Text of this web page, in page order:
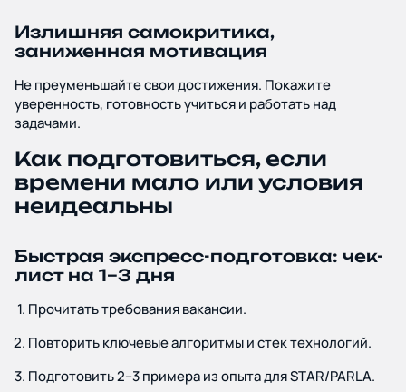
Излишняя самокритика,
заниженная мотивация
Не преуменьшайте свои достижения. Покажите
уверенность, готовность учиться и работать над
задачами.
Как подготовиться, если
времени мало или условия
неидеальны
Быстрая экспресс-подготовка: чек-
лист на 1–3 дня
Прочитать требования вакансии.
Повторить ключевые алгоритмы и стек технологий.
Подготовить 2–3 примера из опыта для STAR/PARLA.